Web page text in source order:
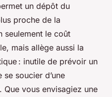
un dépôt du
proche de la
seulement le coût
mais allège aussi la
: inutile de prévoir un
soucier d’une
vous envisagiez une